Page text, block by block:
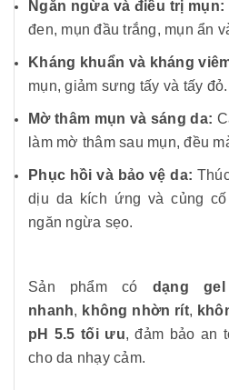
Ngăn ngừa và điều trị mụn:
đen, mụn đầu trắng, mụn ẩn
Kháng khuẩn và kháng
mụn, giảm sưng tấy và tấy đỏ.
Mờ thâm mụn và sáng da:
làm mờ thâm sau mụn, đều
Phục hồi và bảo vệ da:
dịu da kích ứng và củng
ngăn ngừa sẹo.
Sản phẩm có dạng
nhanh, không nhờn rít,
pH 5.5 tối ưu, đảm bảo an
cho da nhạy cảm.